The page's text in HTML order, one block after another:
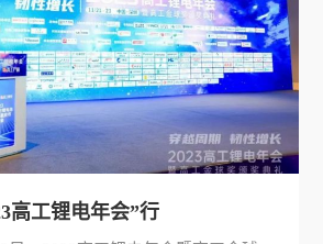
高工锂电年会”行